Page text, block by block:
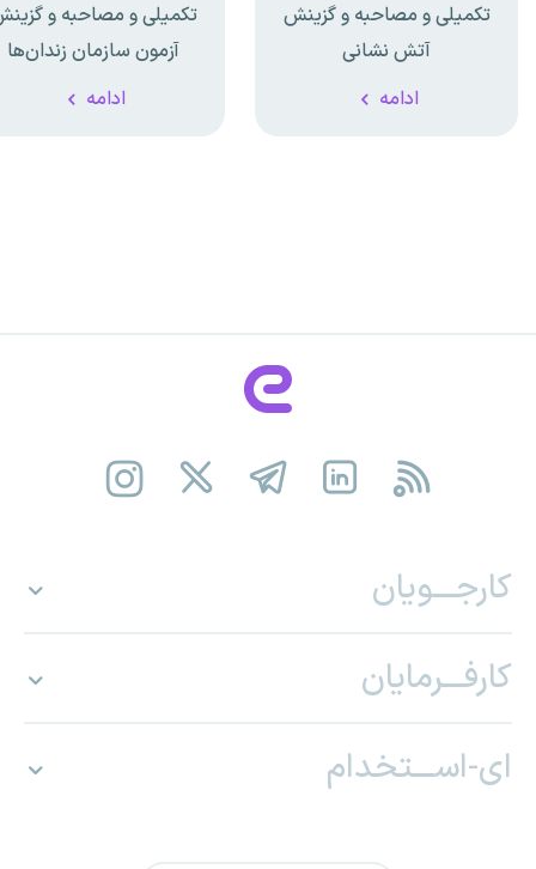
تکمیلی و مصاحبه و گزینش
آتش نشانی
ادامه
تکمیلی و مصاحبه و
آزمون سازمان زندان‌ها
ادامه
کارجـــویان
کارفـــرمایان
ای-اســـتخدام